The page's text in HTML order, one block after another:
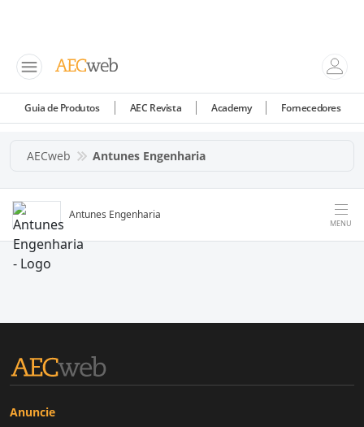
Guia de Produtos AEC Revista Academy Fornecedores
AECweb Antunes Engenharia
Antunes Engenharia
MENU
Anuncie